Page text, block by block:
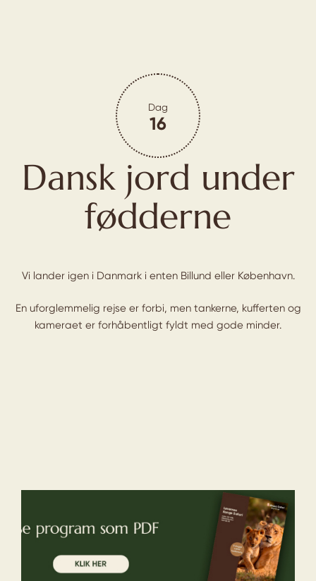
Dag
16
Dansk jord under
fødderne
Vi lander igen i Danmark i enten Billund eller København.
En uforglemmelig rejse er forbi, men tankerne, kufferten og
kameraet er forhåbentligt fyldt med gode minder.